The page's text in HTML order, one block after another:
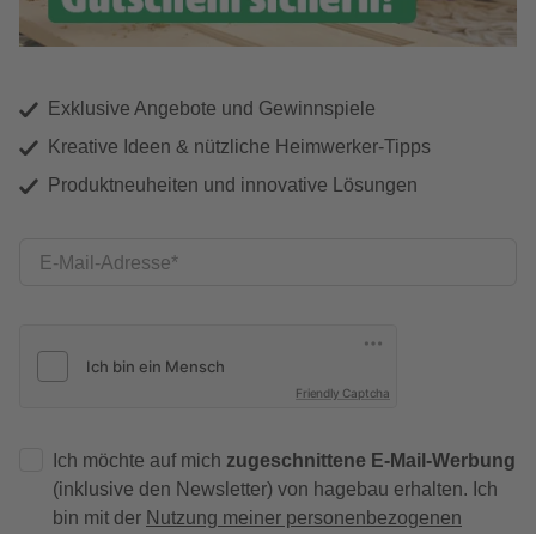
Exklusive Angebote und Gewinnspiele
Kreative Ideen & nützliche Heimwerker-Tipps
Produktneuheiten und innovative Lösungen
E-Mail-Adresse
Friendly Captcha
Ich möchte auf mich zugeschnittene E-Mail-Werbung
(inklusive den Newsletter) von hagebau erhalten. Ich
bin mit der Nutzung meiner personenbezogenen